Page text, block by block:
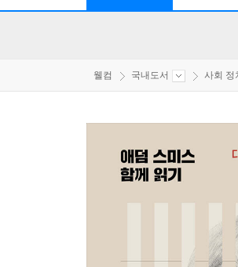
웰컴 국내도서 사회 정